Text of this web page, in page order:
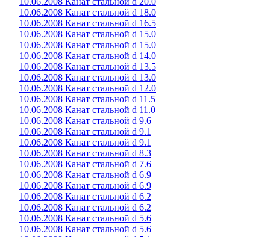
10.06.2008 Канат стальной d 18.0
10.06.2008 Канат стальной d 16.5
10.06.2008 Канат стальной d 15.0
10.06.2008 Канат стальной d 15.0
10.06.2008 Канат стальной d 14.0
10.06.2008 Канат стальной d 13.5
10.06.2008 Канат стальной d 13.0
10.06.2008 Канат стальной d 12.0
10.06.2008 Канат стальной d 11.5
10.06.2008 Канат стальной d 11.0
10.06.2008 Канат стальной d 9.6
10.06.2008 Канат стальной d 9.1
10.06.2008 Канат стальной d 9.1
10.06.2008 Канат стальной d 8.3
10.06.2008 Канат стальной d 7.6
10.06.2008 Канат стальной d 6.9
10.06.2008 Канат стальной d 6.9
10.06.2008 Канат стальной d 6.2
10.06.2008 Канат стальной d 6.2
10.06.2008 Канат стальной d 5.6
10.06.2008 Канат стальной d 5.6